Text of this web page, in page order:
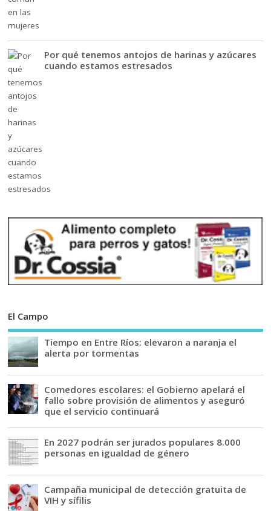
Por qué tenemos antojos de harinas y azúcares
cuando estamos estresados
El Campo
Tiempo en Entre Ríos: elevaron a naranja el
alerta por tormentas
Comedores escolares: el Gobierno apelará el
fallo sobre provisión de alimentos y aseguró
que el servicio continuará
En 2027 podrán ser jurados populares 8.000
personas en igualdad de género
Campaña municipal de detección gratuita de
VIH y sífilis